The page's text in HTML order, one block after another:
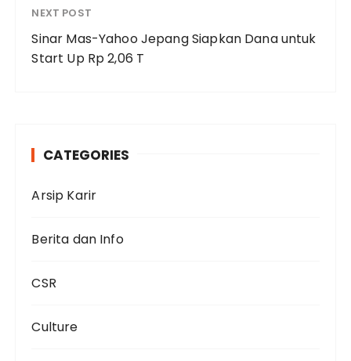
NEXT POST
Sinar Mas-Yahoo Jepang Siapkan Dana untuk
Start Up Rp 2,06 T
CATEGORIES
Arsip Karir
Berita dan Info
CSR
Culture